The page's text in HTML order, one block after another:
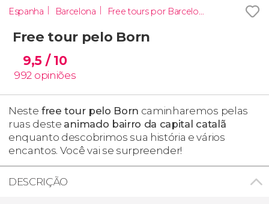
Espanha Barcelona Free tours por Barcelona
Free tour pelo Born
9,5 / 10
992 opiniões
Neste free tour pelo Born caminharemos pelas
ruas deste animado bairro da capital catalã
enquanto descobrimos sua história e vários
encantos. Você vai se surpreender!
DESCRIÇÃO